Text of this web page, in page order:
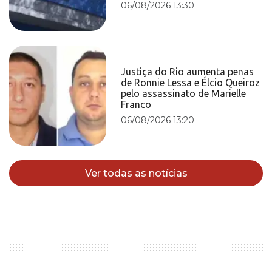
06/08/2026 13:30
Justiça do Rio aumenta penas
de Ronnie Lessa e Élcio Queiroz
pelo assassinato de Marielle
Franco
06/08/2026 13:20
Ver todas as notícias